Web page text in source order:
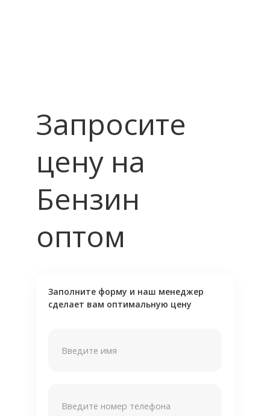
Запросите
цену на
Бензин
оптом
Заполните форму и наш менеджер
сделает вам оптимальную цену